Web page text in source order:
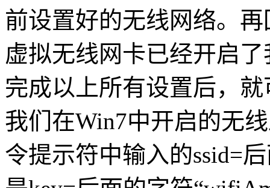
前设置好的无线网络。
虚拟无线网卡已经开启
完成以上所有设置后，
我们在Win7中开启的无
令提示符中输入的ssid=